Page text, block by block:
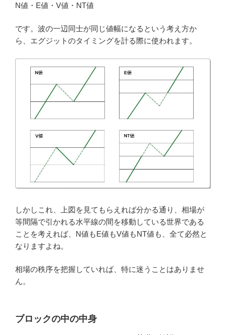
N値・E値・V値・NT値
です。波の一辺同士が同じ値幅になるという考え方か
ら、エグジットのタイミングを計る際に使われます。
しかしこれ、上図を見てもらえれば分かる通り、相場が
等間隔で引かれる水平線の間を移動している世界である
ことを考えれば、N値もE値もV値もNT値も、全て必然と
なりますよね。
相場の秩序を把握していれば、特に迷うことはありませ
ん。
ブロックの中の中身